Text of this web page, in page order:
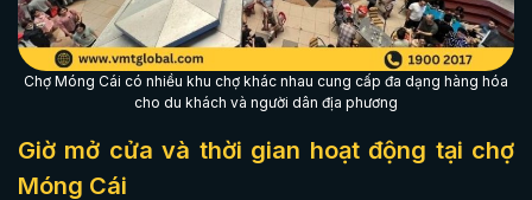
Chợ Móng Cái có nhiều khu chợ khác nhau cung cấp đa dạng hàng hóa
cho du khách và người dân địa phương
Giờ mở cửa và thời gian hoạt động tại chợ
Móng Cái